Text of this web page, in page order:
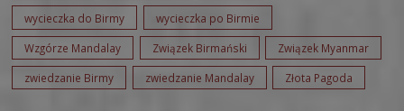
wycieczka do Birmy wycieczka po Birmie
Wzgórze Mandalay Związek Birmański Związek Myanmar
zwiedzanie Birmy zwiedzanie Mandalay Złota Pagoda